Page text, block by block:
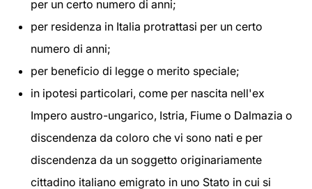
per un certo numero di anni;
per residenza in Italia protrattasi per un certo
numero di anni;
per beneficio di legge o merito speciale;
in ipotesi particolari, come per nascita nell'ex
Impero austro-ungarico, Istria, Fiume o Dalmazia o
discendenza da coloro che vi sono nati e per
discendenza da un soggetto originariamente
cittadino italiano emigrato in uno Stato in cui si